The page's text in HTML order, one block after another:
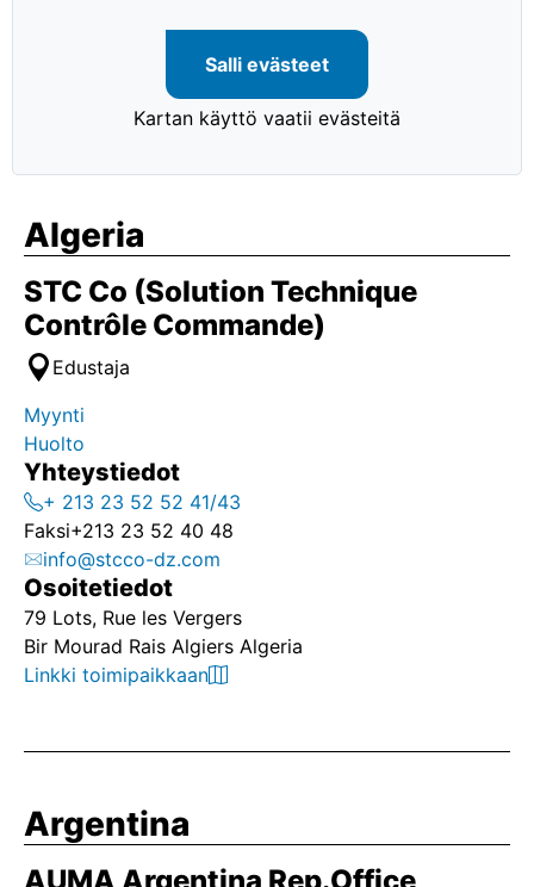
Salli evästeet
Kartan käyttö vaatii evästeitä
Algeria
STC Co (Solution Technique
Contrôle Commande)
Edustaja
Myynti
Huolto
Yhteystiedot
+ 213 23 52 52 41/43
Faksi+213 23 52 40 48
info@stcco-dz.com
Osoitetiedot
79 Lots, Rue les Vergers
Bir Mourad Rais Algiers Algeria
Linkki toimipaikkaan
Argentina